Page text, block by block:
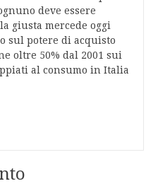
deve essere
giusta mercede oggi
sul potere di acquisto
oltre 50% dal 2001 sui
al consumo in Italia